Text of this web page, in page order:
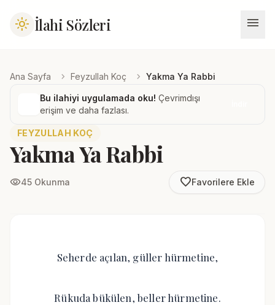
light_mode İlahi Sözleri menu
Ana Sayfa chevron_right Feyzullah Koç chevron_right Yakma Ya Rabbi
Bu ilahiyi uygulamada oku! Çevrimdışı
erişim ve daha fazlası.
FEYZULLAH KOÇ
Yakma Ya Rabbi
visibility45 Okunma favorite_borderFavorilere Ekle
Seherde açılan, güller hürmetine,
Rükuda bükülen, beller hürmetine.